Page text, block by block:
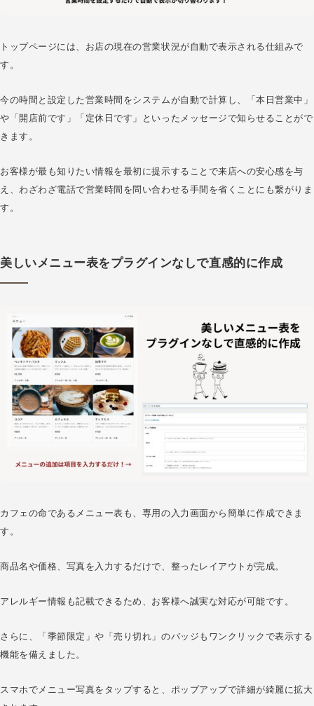
トップページには、お店の現在の営業状況が自動で表示される仕組みで
す。
今の時間と設定した営業時間をシステムが自動で計算し、「本日営業中」
や「開店前です」「定休日です」といったメッセージで知らせることがで
きます。
お客様が最も知りたい情報を最初に提示することで来店への安心感を与
え、わざわざ電話で営業時間を問い合わせる手間を省くことにも繋がりま
す。
美しいメニュー表をプラグインなしで直感的に作成
カフェの命であるメニュー表も、専用の入力画面から簡単に作成できま
す。
商品名や価格、写真を入力するだけで、整ったレイアウトが完成。
アレルギー情報も記載できるため、お客様へ誠実な対応が可能です。
さらに、「季節限定」や「売り切れ」のバッジもワンクリックで表示する
機能を備えました。
スマホでメニュー写真をタップすると、ポップアップで詳細が綺麗に拡大